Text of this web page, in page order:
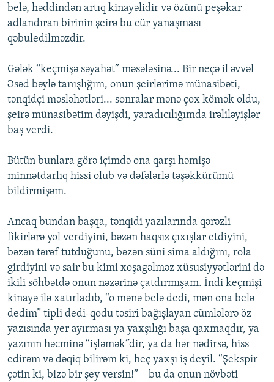
belə, həddindən artıq kinayəlidir və özünü peşəkar
adlandıran birinin şeirə bu cür yanaşması
qəbuledilməzdir.
Gələk “keçmişə səyahət” məsələsinə... Bir neçə il əvvəl
Əsəd bəylə tanışlığım, onun şeirlərimə münasibəti,
tənqidçi məsləhətləri... sonralar mənə çox kömək oldu,
şeirə münasibətim dəyişdi, yaradıcılığımda irəliləyişlər
baş verdi.
Bütün bunlara görə içimdə ona qarşı həmişə
minnətdarlıq hissi olub və dəfələrlə təşəkkürümü
bildirmişəm.
Ancaq bundan başqa, tənqidi yazılarında qərəzli
fikirlərə yol verdiyini, bəzən haqsız çıxışlar etdiyini,
bəzən tərəf tutduğunu, bəzən süni sima aldığını, rola
girdiyini və sair bu kimi xoşagəlməz xüsusiyyətlərini də
ikili söhbətdə onun nəzərinə çatdırmışam. İndi keçmişi
kinayə ilə xatırladıb, “o mənə belə dedi, mən ona belə
dedim” tipli dedi-qodu təsiri bağışlayan cümlələrə öz
yazısında yer ayırması ya yaxşılığı başa qaxmaqdır, ya
yazının həcminə “işləmək”dir, ya da hər nədirsə, hiss
edirəm və dəqiq bilirəm ki, heç yaxşı iş deyil. “Şekspir
çətin ki, bizə bir şey versin!” – bu da onun növbəti